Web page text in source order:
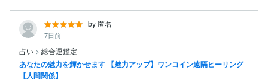
by 匿名
7日前
占い > 総合運鑑定
あなたの魅力を輝かせます 【魅力アップ】ワンコイン遠隔ヒーリング
【人間関係】